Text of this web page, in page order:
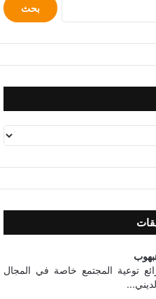
عن:
توعية المجتمع خاصة في المجال